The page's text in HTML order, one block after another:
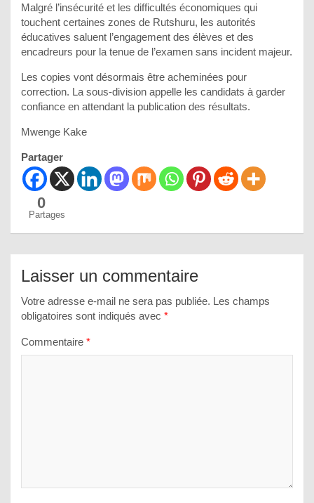
Malgré l’insécurité et les difficultés économiques qui
touchent certaines zones de Rutshuru, les autorités
éducatives saluent l’engagement des élèves et des
encadreurs pour la tenue de l’examen sans incident majeur.
Les copies vont désormais être acheminées pour
correction. La sous-division appelle les candidats à garder
confiance en attendant la publication des résultats.
Mwenge Kake
Partager
0
Partages
Laisser un commentaire
Votre adresse e-mail ne sera pas publiée. Les champs
obligatoires sont indiqués avec *
Commentaire *